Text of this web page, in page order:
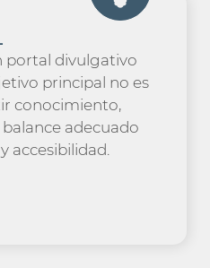
portal divulgativo
principal no es
conocimiento,
adecuado
accesibilidad.